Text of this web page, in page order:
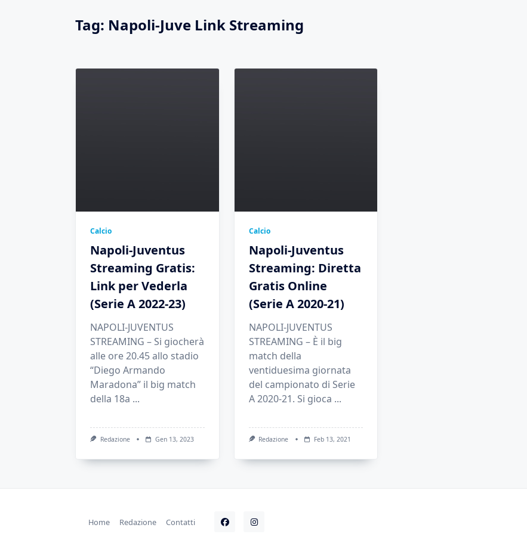
Tag: Napoli-Juve Link Streaming
Calcio
Napoli-Juventus
Streaming Gratis:
Link per Vederla
(Serie A 2022-23)
NAPOLI-JUVENTUS
STREAMING – Si giocherà
alle ore 20.45 allo stadio
“Diego Armando
Maradona” il big match
della 18a ...
Redazione Gen 13, 2023
Calcio
Napoli-Juventus
Streaming: Diretta
Gratis Online
(Serie A 2020-21)
NAPOLI-JUVENTUS
STREAMING – È il big
match della
ventiduesima giornata
del campionato di Serie
A 2020-21. Si gioca ...
Redazione Feb 13, 2021
Home Redazione Contatti